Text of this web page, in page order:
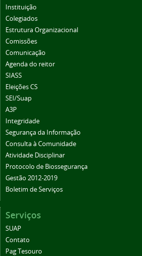
Instituição
Colegiados
Estrutura Organizacional
Comissões
Comunicação
Agenda do reitor
SIASS
Eleições CS
SEI/Suap
A3P
Integridade
Segurança da Informação
Consulta à Comunidade
Atividade Disciplinar
Protocolo de Biossegurança
Gestão 2012-2019
Boletim de Serviços
Serviços
SUAP
Contato
Pag Tesouro